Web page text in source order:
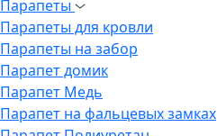
Парапеты
Парапеты для кровли
Парапеты на забор
Парапет домик
Парапет Медь
Парапет на фальцевых замках